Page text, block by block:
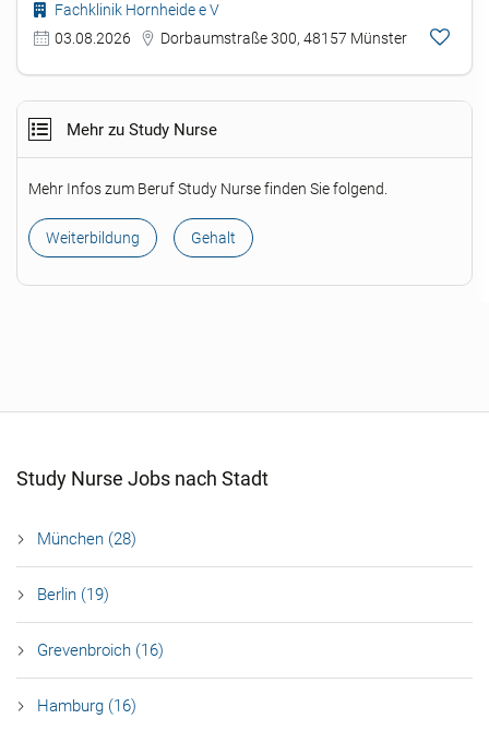
Fachklinik Hornheide e V
03.08.2026
Dorbaumstraße 300, 48157 Münster
Mehr zu Study Nurse
Mehr Infos zum Beruf Study Nurse finden Sie folgend.
Weiterbildung Gehalt
Study Nurse Jobs nach Stadt
München (28)
Berlin (19)
Grevenbroich (16)
Hamburg (16)